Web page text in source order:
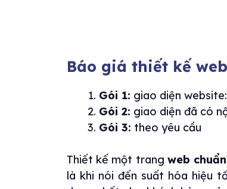
Báo giá thiết kế
Gói 1: giao diện
Gói 2: giao diện đã có
Gói 3: theo yêu cầu
Thiết kế một trang web
là khi nói đến suất hóa hiệu